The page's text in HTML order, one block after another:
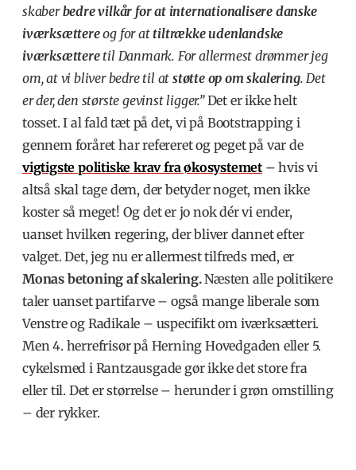
skaberbedre vilkår for at internationalisere danske
iværksættereog for attiltrække udenlandske
iværksætteretil Danmark. For allermest drømmer jeg
om, at vi bliver bedre til atstøtte op om skalering. Det
er der, den største gevinst ligger.”Det er ikke helt
tosset. I al fald tæt på det, vi på Bootstrapping i
gennem foråret har refereret og peget på var de
vigtigste politiske krav fra økosystemet – hvis vi
altså skal tage dem, der betyder noget, men ikke
koster så meget! Og det er jo nok dér vi ender,
uanset hvilken regering, der bliver dannet efter
valget. Det, jeg nu er allermest tilfreds med, er
Monas betoning af skalering.Næsten alle politikere
taler uanset partifarve – også mange liberale som
Venstre og Radikale – uspecifikt om iværksætteri.
Men 4. herrefrisør på Herning Hovedgaden eller 5.
cykelsmed i Rantzausgade gør ikke det store fra
eller til. Det er størrelse – herunder i grøn omstilling
– der rykker.